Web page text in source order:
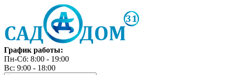
График работы:
Пн-Сб: 8:00 - 19:00
Вс: 9:00 - 18:00